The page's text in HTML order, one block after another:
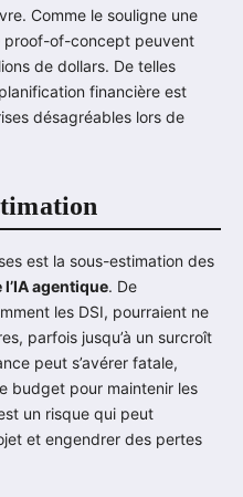
Comme le souligne une
proof-of-concept peuvent
de dollars. De telles
financière est
désagréables lors de
est la sous-estimation des
agentique. De
les DSI, pourraient ne
parfois jusqu’à un surcroît
peut s’avérer fatale,
budget pour maintenir les
un risque qui peut
et engendrer des pertes